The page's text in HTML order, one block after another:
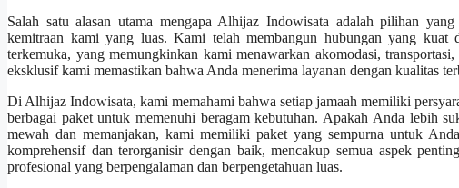
Salah satu alasan utama mengapa Alhijaz Indowisata adalah pilihan
kemitraan kami yang luas. Kami telah membangun hubungan yang kuat
terkemuka, yang memungkinkan kami menawarkan akomodasi,
eksklusif kami memastikan bahwa Anda menerima layanan dengan kualitas
Di Alhijaz Indowisata, kami memahami bahwa setiap jamaah memiliki
berbagai paket untuk memenuhi beragam kebutuhan. Apakah Anda lebih
mewah dan memanjakan, kami memiliki paket yang sempurna untuk
komprehensif dan terorganisir dengan baik, mencakup semua aspek
profesional yang berpengalaman dan berpengetahuan luas.